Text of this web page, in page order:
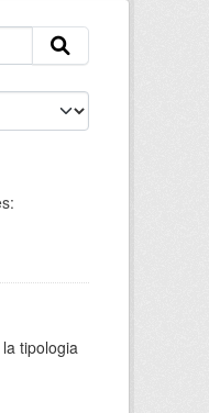
tipologia